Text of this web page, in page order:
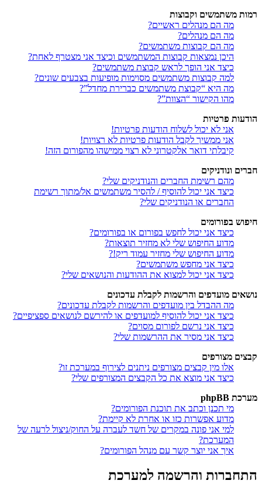
רמות משתמשים וקבוצות
מה הם מנהלים ראשיים?
מה הם מנהלים?
מה הם קבוצות משתמשים?
היכן נמצאות קבוצות המשתמשים וכיצד אני מצטרף לאחת?
כיצד אני הופך לראש קבוצת משתמשים?
למה קבוצות משתמשים מסוימות מופיעות בצבעים שונים?
מה היא “קבוצת משתמשים כברירת מחדל”?
מהו הקישור “הצוות”?
הודעות פרטיות
אני לא יכול לשלוח הודעות פרטיות!
אני ממשיך לקבל הודעות פרטיות לא רצויות!
קיבלתי דואר אלקטרוני לא רצוי ממישהו מהפורום הזה!
חברים ונודניקים
מהם רשימת החברים והנודניקים שלי?
כיצד אני יכול להוסיף / להסיר משתמשים אל/מתוך רשימת
החברים או הנודניקים שלי?
חיפוש בפורומים
כיצד אני יכול לחפש בפורום או בפורומים?
מדוע החיפוש שלי לא מחזיר תוצאות?
מדוע החיפוש שלי מחזיר עמוד ריק!?
כיצד אני מחפש משתמשים?
כיצד אני יכול למצוא את ההודעות והנושאים שלי?
נושאים מועדפים והרשמות לקבלת עדכונים
מה ההבדל בין מועדפים והרשמות לקבלת עדכונים?
כיצד אני יכול להוסיף למועדפים או להירשם לנושאים ספציפיים?
כיצד אני נרשם לפורום מסוים?
כיצד אני מסיר את ההרשמות שלי?
קבצים מצורפים
אלו מין קבצים מצורפים ניתנים לצירוף במערכת זו?
כיצד אני מוצא את כל הקבצים המצורפים שלי?
מערכת phpBB
מי תכנן וכתב את תוכנת הפורומים?
מדוע אפשרות כזו או אחרת לא קיימת?
למי אני פונה במקרים של חשד לעברה על החוק/ניצול לרעה של
המערכת?
איך אני יוצר קשר עם מנהל הפורומים?
התחברות והרשמה למערכת